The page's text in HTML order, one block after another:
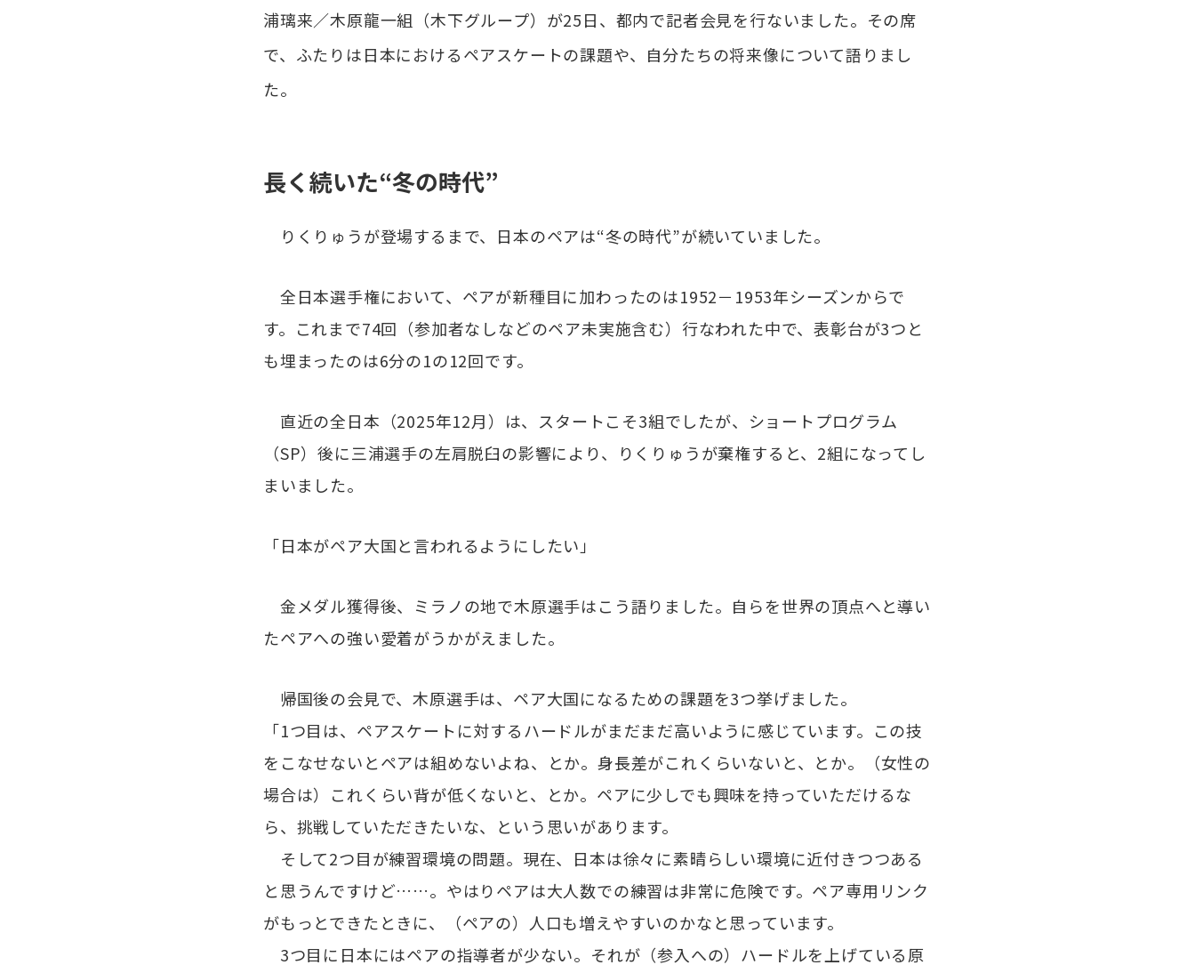
浦璃来／木原龍一組（木下グループ）が25日、都内で記者会見を行ないました。その席
で、ふたりは日本におけるペアスケートの課題や、自分たちの将来像について語りまし
た。
長く続いた“冬の時代”
りくりゅうが登場するまで、日本のペアは“冬の時代”が続いていました。
全日本選手権において、ペアが新種目に加わったのは1952－1953年シーズンからで
す。これまで74回（参加者なしなどのペア未実施含む）行なわれた中で、表彰台が3つと
も埋まったのは6分の1の12回です。
直近の全日本（2025年12月）は、スタートこそ3組でしたが、ショートプログラム
（SP）後に三浦選手の左肩脱臼の影響により、りくりゅうが棄権すると、2組になってし
まいました。
「日本がペア大国と言われるようにしたい」
金メダル獲得後、ミラノの地で木原選手はこう語りました。自らを世界の頂点へと導い
たペアへの強い愛着がうかがえました。
帰国後の会見で、木原選手は、ペア大国になるための課題を3つ挙げました。
「1つ目は、ペアスケートに対するハードルがまだまだ高いように感じています。この技
をこなせないとペアは組めないよね、とか。身長差がこれくらいないと、とか。（女性の
場合は）これくらい背が低くないと、とか。ペアに少しでも興味を持っていただけるな
ら、挑戦していただきたいな、という思いがあります。
そして2つ目が練習環境の問題。現在、日本は徐々に素晴らしい環境に近付きつつある
と思うんですけど……。やはりペアは大人数での練習は非常に危険です。ペア専用リンク
がもっとできたときに、（ペアの）人口も増えやすいのかなと思っています。
3つ目に日本にはペアの指導者が少ない。それが（参入への）ハードルを上げている原